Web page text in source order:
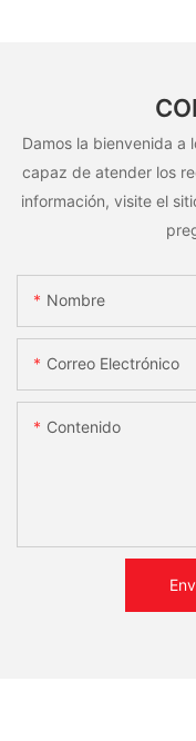
Damos la bienvenida a
capaz de atender los
información, visite el
Nombre
Correo Electrónico
Contenido